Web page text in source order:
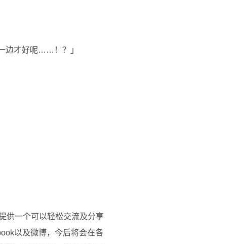
边才好呢……！？」
供一个可以轻松交流及分享
以及微博，今后将会在各